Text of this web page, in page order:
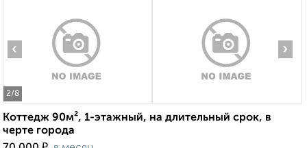
2/8
‹ ›
Коттедж 90м², 1-этажный, на длительный срок, в
черте города